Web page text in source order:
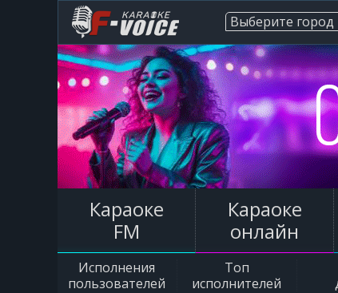
Выберите город
Караоке
FM
Караоке
онлайн
Исполнения
пользователей
Топ
исполнителей